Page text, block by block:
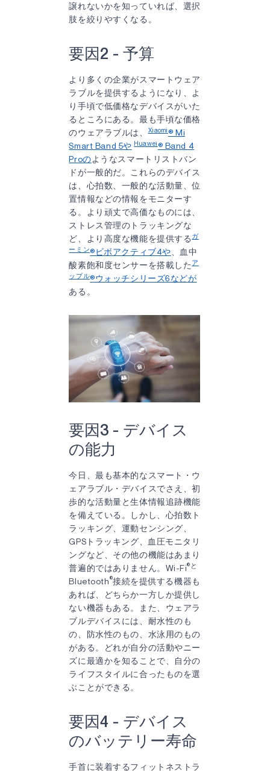
譲れないかを知っていれば、選択
肢を絞りやすくなる。
要因2 - 予算
より多くの企業がスマートウェア
ラブルを提供するようになり、よ
り手頃で低価格なデバイスがいた
るところにある。最も手頃な価格
のウェアラブルは、Xiaomi® Mi
Smart Band 5や Huawei® Band 4
Proのようなスマートリストバン
ドが一般的だ。これらのデバイス
は、心拍数、一般的な活動量、位
置情報などの情報をモニターす
る。より頑丈で高価なものには、
ストレス管理のトラッキングな
ど、より高度な機能を提供するガ
ーミン®ビボアクティブ4や 、血中
酸素飽和度センサーを搭載したア
ップル®ウォッチシリーズ6などが
ある。
要因3 - デバイス
の能力
今日、最も基本的なスマート・ウ
ェアラブル・デバイスでさえ、初
歩的な活動量と生体情報追跡機能
を備えている。しかし、心拍数ト
ラッキング、運動センシング、
GPSトラッキング、血圧モニタリ
ングなど、その他の機能はあまり
普遍的ではありません。Wi-Fi®と
Bluetooth®接続を提供する機器も
あれば、どちらか一方しか提供し
ない機器もある。また、ウェアラ
ブルデバイスには、耐水性のも
の、防水性のもの、水泳用のもの
がある。どれが自分の活動やニー
ズに最適かを知ることで、自分の
ライフスタイルに合ったものを選
ぶことができる。
要因4 - デバイス
のバッテリー寿命
手首に装着するフィットネストラ